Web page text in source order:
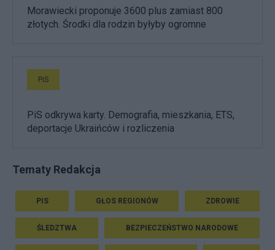
Morawiecki proponuje 3600 plus zamiast 800
złotych. Środki dla rodzin byłyby ogromne
PiS
PiS odkrywa karty. Demografia, mieszkania, ETS,
deportacje Ukraińców i rozliczenia
Tematy Redakcja
PIS GŁOS REGIONÓW ZDROWIE
ŚLEDZTWA BEZPIECZEŃSTWO NARODOWE